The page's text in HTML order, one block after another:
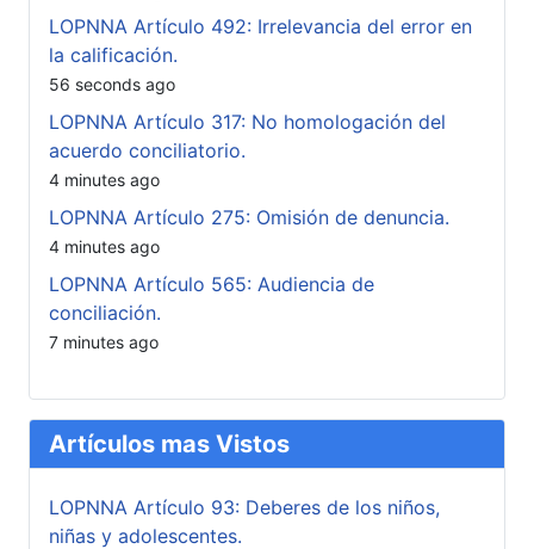
LOPNNA Artículo 492: Irrelevancia del error en
la calificación.
56 seconds ago
LOPNNA Artículo 317: No homologación del
acuerdo conciliatorio.
4 minutes ago
LOPNNA Artículo 275: Omisión de denuncia.
4 minutes ago
LOPNNA Artículo 565: Audiencia de
conciliación.
7 minutes ago
Artículos mas Vistos
LOPNNA Artículo 93: Deberes de los niños,
niñas y adolescentes.